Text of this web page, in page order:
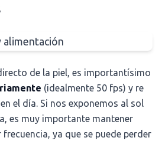
de la piel, es importantísimo
(idealmente 50 fps) y re
el día. Si nos exponemos al sol
es muy importante mantener
ya que se puede perder